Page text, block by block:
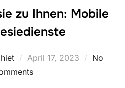
zu Ihnen: Mobile
Posted
on
April 17, 2023
No